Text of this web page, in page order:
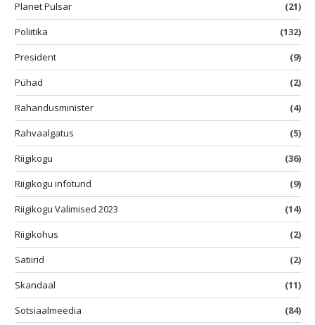
Planet Pulsar
(21)
Poliitika
(132)
President
(9)
Pühad
(2)
Rahandusminister
(4)
Rahvaalgatus
(5)
Riigikogu
(36)
Riigikogu infotund
(9)
Riigikogu Valimised 2023
(14)
Riigikohus
(2)
Satiirid
(2)
Skandaal
(11)
Sotsiaalmeedia
(84)